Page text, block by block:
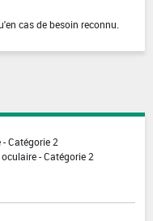
cas de besoin reconnu.
Catégorie 2
- Catégorie 2